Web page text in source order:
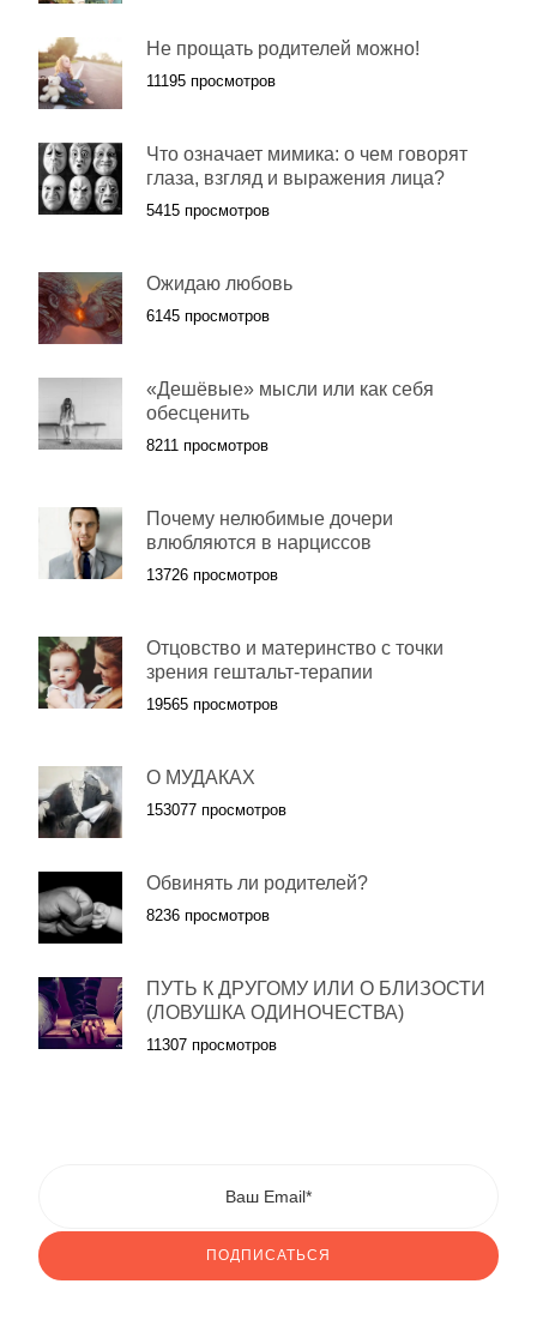
Не прощать родителей можно!
11195 просмотров
Что означает мимика: о чем говорят
глаза, взгляд и выражения лица?
5415 просмотров
Ожидаю любовь
6145 просмотров
«Дешёвые» мысли или как себя
обесценить
8211 просмотров
Почему нелюбимые дочери
влюбляются в нарциссов
13726 просмотров
Отцовство и материнство с точки
зрения гештальт-терапии
19565 просмотров
О МУДАКАХ
153077 просмотров
Обвинять ли родителей?
8236 просмотров
ПУТЬ К ДРУГОМУ ИЛИ О БЛИЗОСТИ
(ЛОВУШКА ОДИНОЧЕСТВА)
11307 просмотров
ПОДПИСАТЬСЯ